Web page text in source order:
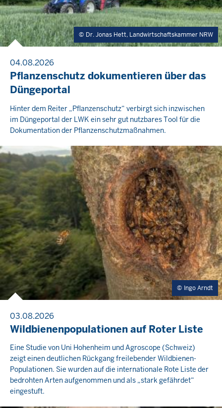
Dr. Jonas Hett, Landwirtschaftskammer NRW
04.08.2026
Pflanzenschutz dokumentieren über das
Düngeportal
Hinter dem Reiter „Pflanzenschutz“ verbirgt sich inzwischen
im Düngeportal der LWK ein sehr gut nutzbares Tool für die
Dokumentation der Pflanzenschutzmaßnahmen.
Ingo Arndt
03.08.2026
Wildbienenpopulationen auf Roter Liste
Eine Studie von Uni Hohenheim und Agroscope (Schweiz)
zeigt einen deutlichen Rückgang freilebender Wildbienen-
Populationen. Sie wurden auf die internationale Rote Liste der
bedrohten Arten aufgenommen und als „stark gefährdet“
eingestuft.